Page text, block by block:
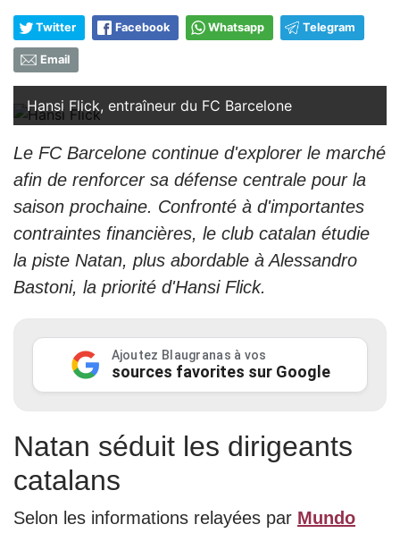
Twitter Facebook Whatsapp Telegram
Email
Hansi Flick, entraîneur du FC Barcelone
Le FC Barcelone continue d'explorer le marché
afin de renforcer sa défense centrale pour la
saison prochaine. Confronté à d'importantes
contraintes financières, le club catalan étudie
la piste Natan, plus abordable à Alessandro
Bastoni, la priorité d'Hansi Flick.
Ajoutez Blaugranas à vos
sources favorites sur Google
Natan séduit les dirigeants
catalans
Selon les informations relayées par Mundo